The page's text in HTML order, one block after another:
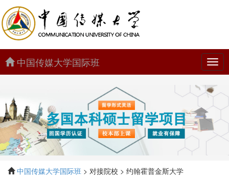
中
国
传
大
学
国
班
中国传媒大学国际班
中国传媒大学国际班 > 对接院校 > 约翰霍普金斯大学